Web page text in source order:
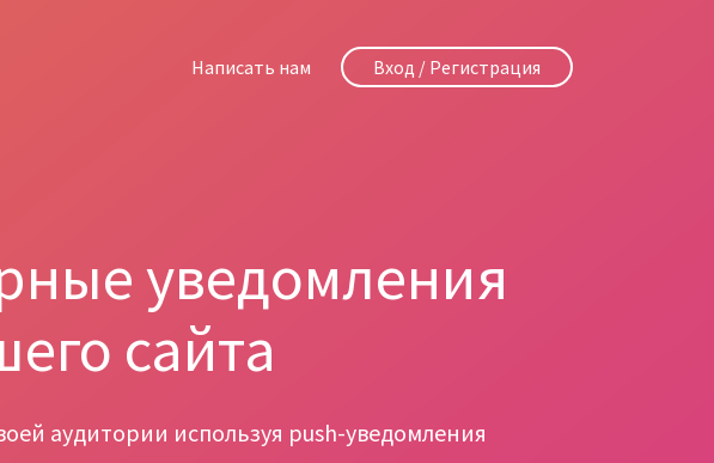
Написать нам Вход / Регистрация
уведомления
сайта
аудитории используя push-уведомления